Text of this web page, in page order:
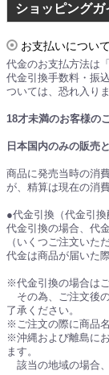
ショッピング
お支払いについて
代金のお支払方法は
代金引換手数料・振
ついては、恐れ入り
18才未満のお客様の
日本国内のみの販売
商品に発売当時の消
が、精算は現在の消
●代金引換（代金引
代金引換の場合、代
（いくつご注文いた
代金は商品が届いた
※代金引換の場合は
その為、ご注文後
了承ください。
※ご注文の際に商品
※沖縄および離島に
ます。
該当の地域の場合